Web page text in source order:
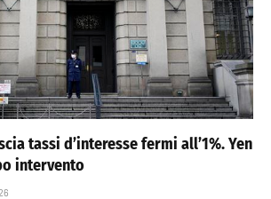
tassi d’interesse fermi all’1%. Yen
intervento